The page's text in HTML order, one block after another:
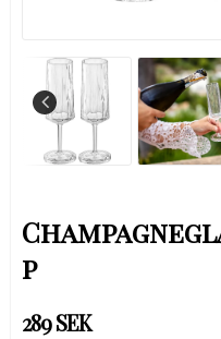
p
289 SEK